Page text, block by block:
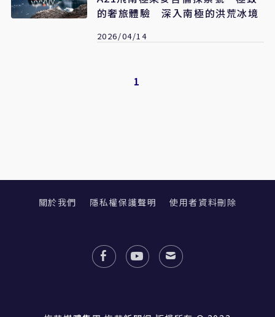
的奢旅體驗 深入南極的洪荒冰境
2026/04/14
1
關於我們 隱私權保護聲明 使用者資料刪除